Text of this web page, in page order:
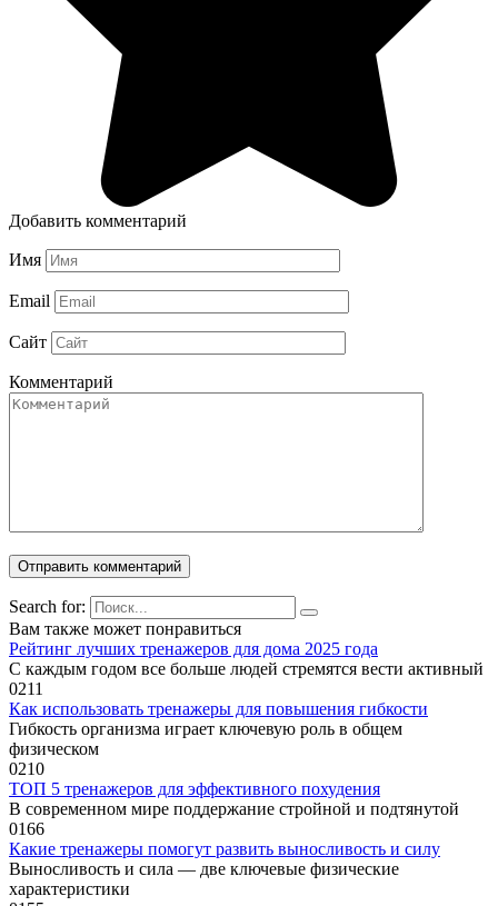
Добавить комментарий
Имя
Email
Сайт
Комментарий
Search for:
Вам также может понравиться
Рейтинг лучших тренажеров для дома 2025 года
С каждым годом все больше людей стремятся вести активный
0211
Как использовать тренажеры для повышения гибкости
Гибкость организма играет ключевую роль в общем
физическом
0210
ТОП 5 тренажеров для эффективного похудения
В современном мире поддержание стройной и подтянутой
0166
Какие тренажеры помогут развить выносливость и силу
Выносливость и сила — две ключевые физические
характеристики